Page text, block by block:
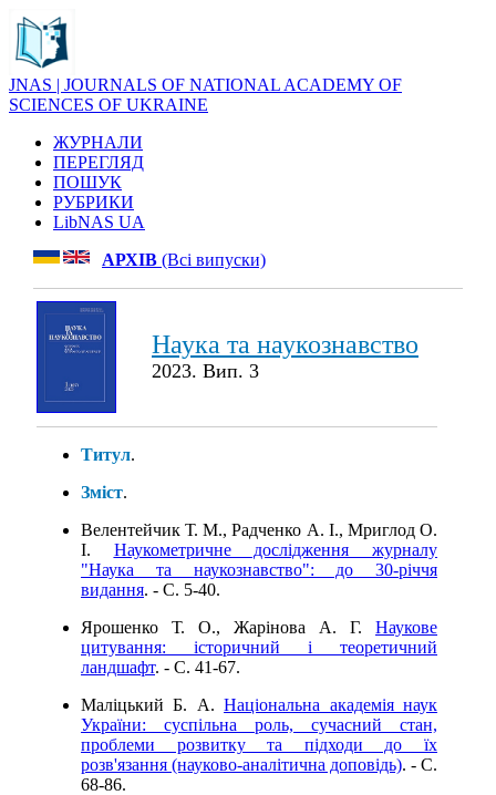
JNAS | JOURNALS OF NATIONAL ACADEMY OF
SCIENCES OF UKRAINE
ЖУРНАЛИ
ПЕРЕГЛЯД
ПОШУК
РУБРИКИ
LibNAS UA
АРХІВ (Всі випуски)
Наука та наукознавство
2023. Вип. 3
Титул.
Зміст.
Велентейчик Т. М., Радченко А. І., Мриглод О.
І. Наукометричне дослідження журналу
"Наука та наукознавство": до 30-річчя
видання. - C. 5-40.
Ярошенко Т. О., Жарінова А. Г. Наукове
цитування: історичний і теоретичний
ландшафт. - C. 41-67.
Маліцький Б. А.Національна академія наук
України: суспільна роль, сучасний стан,
проблеми розвитку та підходи до їх
розв'язання (науково-аналітична доповідь). - C.
68-86.